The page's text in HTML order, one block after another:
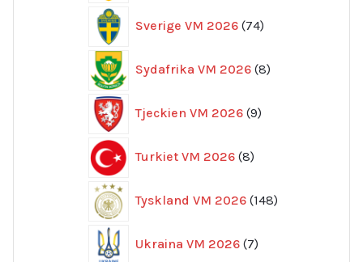
Sverige VM 2026 74
produkter
Sydafrika VM 2026 8
produkter
Tjeckien VM 2026 9
produkter
Turkiet VM 2026 8
produkter
Tyskland VM 2026 148
produkter
Ukraina VM 2026 7
produkter